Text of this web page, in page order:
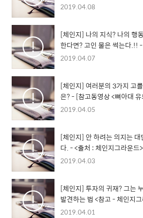
2019.04.08
[체인지] 나의 지식? 나의 행
한다면? 고인 물은 썩는다.!! - <참고영상 - 뼈아대 유
트브>
2019.04.07
[체인지] 여러분의 3가지 고
은? - [참고동영상 <뼈
2019.04.05
[체인지] 안 하려는 의지는
다. - <출처 : 체인지그라운드
2019.04.03
[체인지] 투자의 귀재? 그는 누구인가? 제2의 유트브
발견하는 법 <참고 - 체인지
2019.04.01